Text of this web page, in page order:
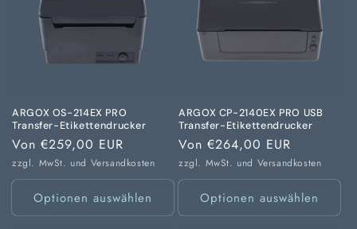
ARGOX OS-214EX PRO
Transfer-Etikettendrucker
Normaler
Preis
Von €259,00 EUR
zzgl. MwSt. und Versandkosten
Optionen auswählen
ARGOX CP-2140EX PRO USB
Transfer-Etikettendrucker
Normaler
Preis
Von €264,00 EUR
zzgl. MwSt. und Versandkosten
Optionen auswählen